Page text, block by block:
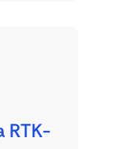
RTK-